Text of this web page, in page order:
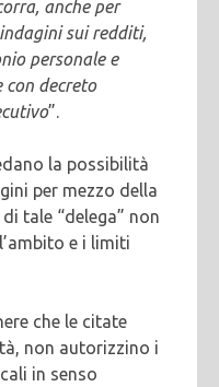
anche per
sui redditi,
personale e
con decreto
”.
la possibilità
per mezzo della
tale “delega” non
e i limiti
che le citate
non autorizzino i
in senso